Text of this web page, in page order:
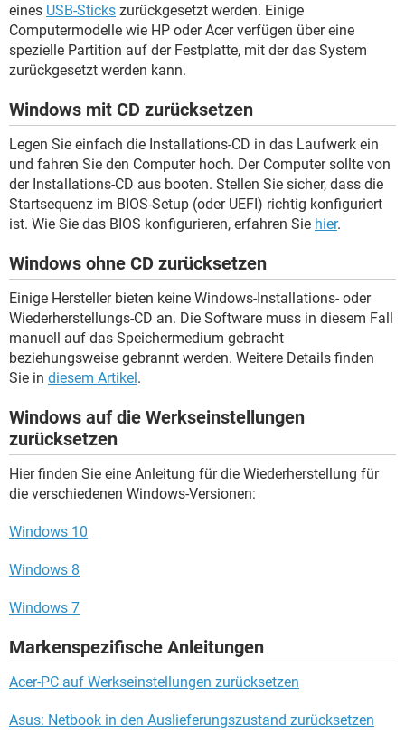
eines USB-Sticks zurückgesetzt werden. Einige
Computermodelle wie HP oder Acer verfügen über eine
spezielle Partition auf der Festplatte, mit der das System
zurückgesetzt werden kann.
Windows mit CD zurücksetzen
Legen Sie einfach die Installations-CD in das Laufwerk ein
und fahren Sie den Computer hoch. Der Computer sollte von
der Installations-CD aus booten. Stellen Sie sicher, dass die
Startsequenz im BIOS-Setup (oder UEFI) richtig konfiguriert
ist. Wie Sie das BIOS konfigurieren, erfahren Sie hier.
Windows ohne CD zurücksetzen
Einige Hersteller bieten keine Windows-Installations- oder
Wiederherstellungs-CD an. Die Software muss in diesem Fall
manuell auf das Speichermedium gebracht
beziehungsweise gebrannt werden. Weitere Details finden
Sie in diesem Artikel.
Windows auf die Werkseinstellungen
zurücksetzen
Hier finden Sie eine Anleitung für die Wiederherstellung für
die verschiedenen Windows-Versionen:
Windows 10
Windows 8
Windows 7
Markenspezifische Anleitungen
Acer-PC auf Werkseinstellungen zurücksetzen
Asus: Netbook in den Auslieferungszustand zurücksetzen